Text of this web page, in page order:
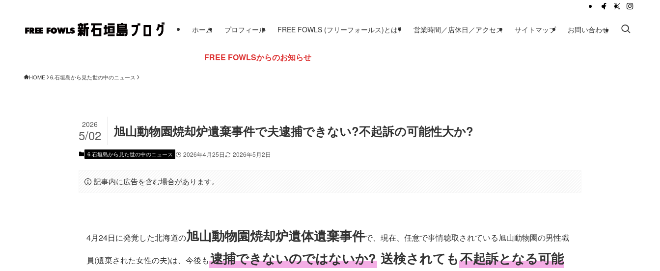
ホーム プロフィール FREE FOWLS (フリーフォールス)とは? 営業時間／店休日／アクセス サイトマップ お問い合わせ
FREE FOWLSからのお知らせ
HOME 6.石垣島から見た世の中のニュース
旭山動物園焼却炉遺棄事件で夫逮捕できない?不起訴の可能性大か?
2026
5/02
6.石垣島から見た世の中のニュース 2026年4月25日 2026年5月2日
記事内に広告を含む場合があります。
4月24日に発覚した北海道の旭山動物園焼却炉遺体遺棄事件で、現在、任意で事情聴取されている旭山動物園の男性職
員(遺棄された女性の夫)は、今後も逮捕できないのではないか? 送検されても不起訴となる可能